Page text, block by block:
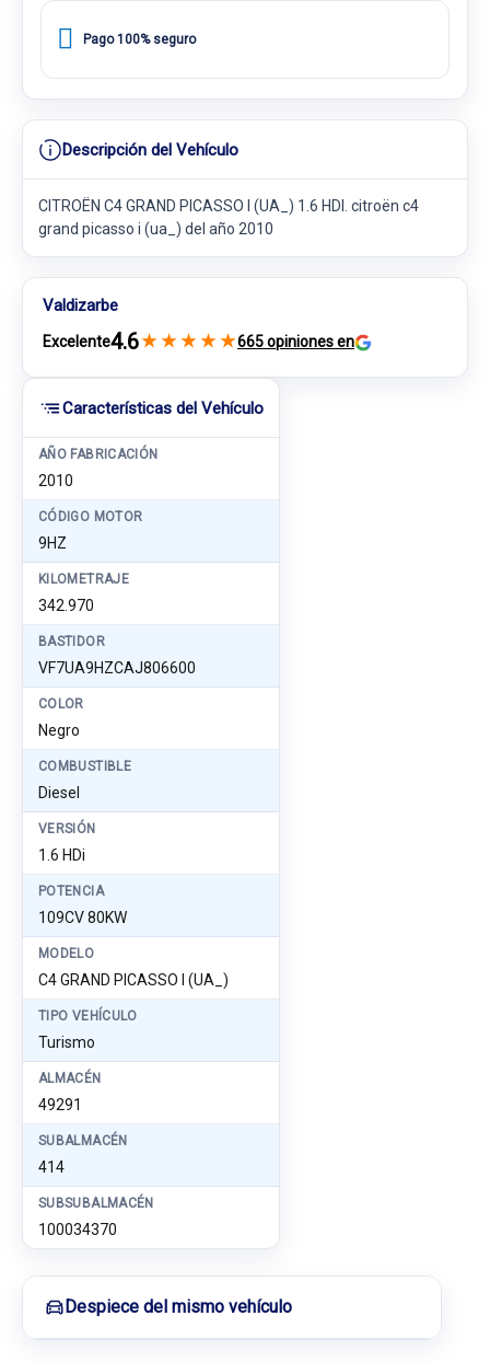
Características del Vehículo
AÑO FABRICACIÓN
2010
CÓDIGO MOTOR
9HZ
KILOMETRAJE
342.970
BASTIDOR
VF7UA9HZCAJ806600
COLOR
Negro
COMBUSTIBLE
Diesel
VERSIÓN
1.6 HDi
POTENCIA
109CV 80KW
MODELO
C4 GRAND PICASSO I (UA_)
TIPO VEHÍCULO
Turismo
ALMACÉN
49291
SUBALMACÉN
414
SUBSUBALMACÉN
100034370
Pago 100% seguro
Descripción del Vehículo
CITROËN C4 GRAND PICASSO I (UA_) 1.6 HDI. citroën c4
grand picasso i (ua_) del año 2010
Valdizarbe
Excelente4.6★ ★ ★ ★ ★665 opiniones en
Despiece del mismo vehículo